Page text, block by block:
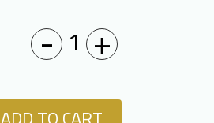
- 1 +